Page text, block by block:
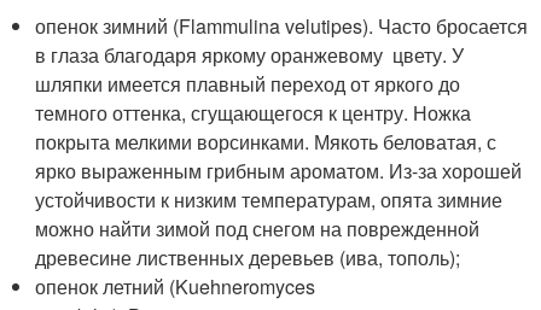
опенок зимний (Flammulina velutipes). Часто бросается
в глаза благодаря яркому оранжевому цвету. У
шляпки имеется плавный переход от яркого до
темного оттенка, сгущающегося к центру. Ножка
покрыта мелкими ворсинками. Мякоть беловатая, с
ярко выраженным грибным ароматом. Из-за хорошей
устойчивости к низким температурам, опята зимние
можно найти зимой под снегом на поврежденной
древесине лиственных деревьев (ива, тополь);
опенок летний (Kuehneromyces